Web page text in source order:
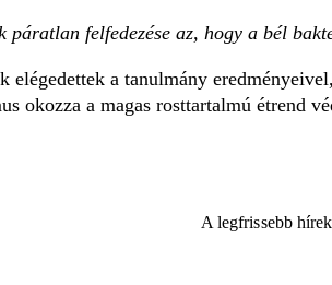
páratlan felfedezése az, hogy a bél
elégedettek a tanulmány
okozza a magas rosttartalmú étrend
A legfrissebb